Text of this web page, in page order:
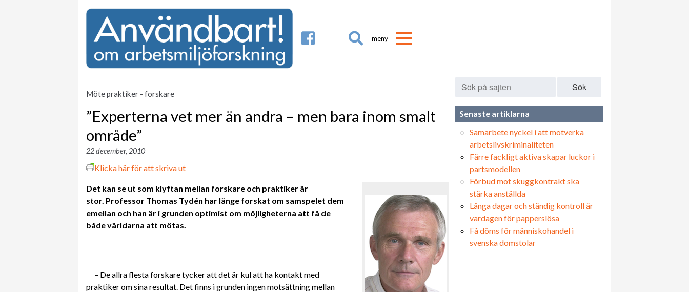

Möte praktiker - forskare
”Experterna vet mer än andra – men bara inom smalt
område”
22 december, 2010
Klicka här för att skriva ut
Det kan se ut som klyftan mellan forskare och praktiker är
stor. Professor Thomas Tydén har länge forskat om samspelet dem
emellan och han är i grunden optimist om möjligheterna att få de
både världarna att mötas.
– De allra flesta forskare tycker att det är kul att ha kontakt med
praktiker om sina resultat. Det finns i grunden ingen motsättning mellan
Sök
Senaste artiklarna
Samarbete nyckel i att motverka
arbetslivskriminaliteten
Färre fackligt aktiva skapar luckor i
partsmodellen
Förbud mot skuggkontrakt ska
stärka anställda
Långa dagar och ständig kontroll är
vardagen för papperslösa
Få döms för människohandel i
svenska domstolar